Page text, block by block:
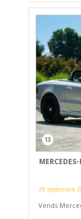
13
29 septembre
Vends